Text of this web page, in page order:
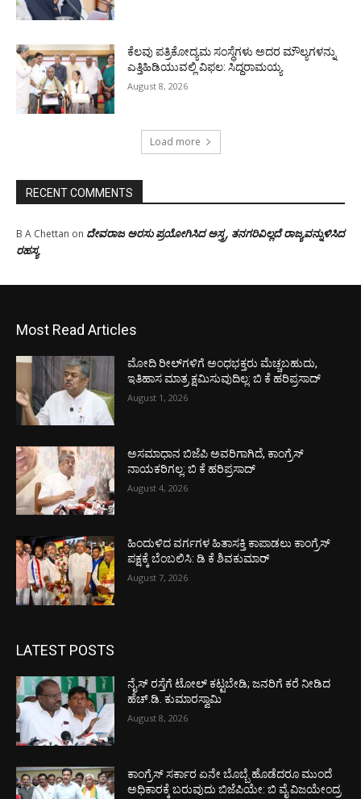
ಕೆಲವು ಪತ್ರಿಕೋದ್ಯಮ ಸಂಸ್ಥೆಗಳು ಅದರ ಮೌಲ್ಯಗಳನ್ನು
ಎತ್ತಿಹಿಡಿಯುವಲ್ಲಿ ವಿಫಲ: ಸಿದ್ದರಾಮಯ್ಯ
August 8, 2026
Load more
RECENT COMMENTS
B A Chettan on ದೇವರಾಜ ಅರಸು ಪ್ರಯೋಗಿಸಿದ ಅಸ್ತ್ರ, ತನಗರಿವಿಲ್ಲದೆ ರಾಜ್ಯವನ್ನುಳಿಸಿದ
ರಹಸ್ಯ
Most Read Articles
ಮೋದಿ ರೀಲ್‌ಗಳಿಗೆ ಅಂಧಭಕ್ತರು ಮೆಚ್ಚಬಹುದು,
ಇತಿಹಾಸ ಮಾತ್ರ ಕ್ಷಮಿಸುವುದಿಲ್ಲ: ಬಿ ಕೆ ಹರಿಪ್ರಸಾದ್
August 1, 2026
ಅಸಮಾಧಾನ ಬಿಜೆಪಿ ಅವರಿಗಾಗಿದೆ, ಕಾಂಗ್ರೆಸ್
ನಾಯಕರಿಗಲ್ಲ: ಬಿ ಕೆ ಹರಿಪ್ರಸಾದ್
August 4, 2026
ಹಿಂದುಳಿದ ವರ್ಗಗಳ ಹಿತಾಸಕ್ತಿ ಕಾಪಾಡಲು ಕಾಂಗ್ರೆಸ್
ಪಕ್ಷಕ್ಕೆ ಬೆಂಬಲಿಸಿ: ಡಿ ಕೆ ಶಿವಕುಮಾರ್
August 7, 2026
LATEST POSTS
ನೈಸ್ ರಸ್ತೆಗೆ ಟೋಲ್ ಕಟ್ಟಬೇಡಿ; ಜನರಿಗೆ ಕರೆ ನೀಡಿದ
ಹೆಚ್.ಡಿ. ಕುಮಾರಸ್ವಾಮಿ
August 8, 2026
ಕಾಂಗ್ರೆಸ್ ಸರ್ಕಾರ ಏನೇ ಬೊಬ್ಬೆ ಹೊಡೆದರೂ ಮುಂದೆ
ಅಧಿಕಾರಕ್ಕೆ ಬರುವುದು ಬಿಜೆಪಿಯೇ: ಬಿ ವೈ ವಿಜಯೇಂದ್ರ